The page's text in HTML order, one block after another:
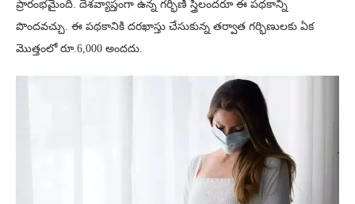
ప్రారంభమైంది. దేశవ్యాప్తంగా ఉన్న గర్భిణీ స్త్రీలందరూ ఈ పథకాన్ని
పొందవచ్చు. ఈ పథకానికి దరఖాస్తు చేసుకున్న తర్వాత గర్భిణులకు ఏక
మొత్తంలో రూ.6,000 అందదు.